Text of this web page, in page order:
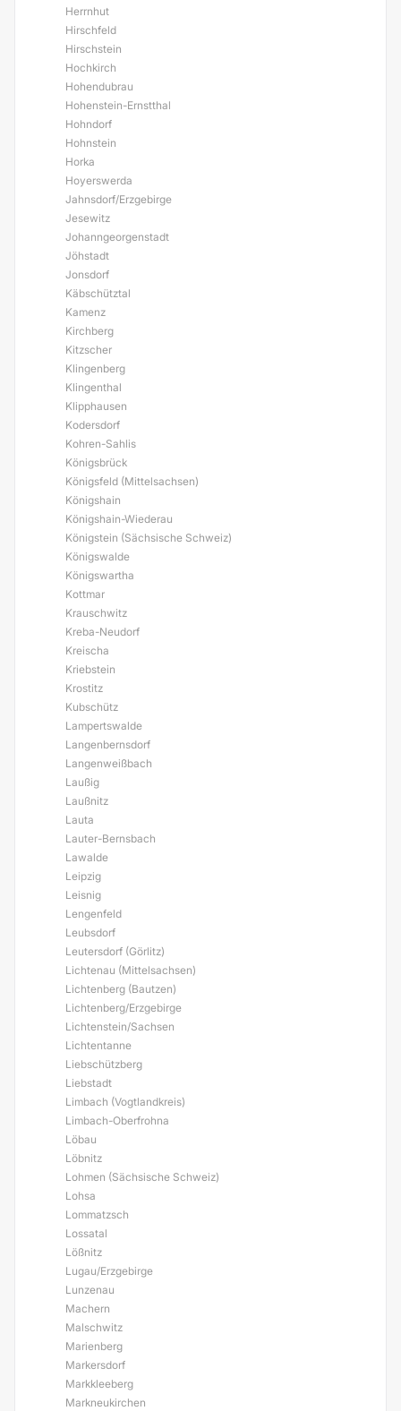
Herrnhut
Hirschfeld
Hirschstein
Hochkirch
Hohendubrau
Hohenstein-Ernstthal
Hohndorf
Hohnstein
Horka
Hoyerswerda
Jahnsdorf/Erzgebirge
Jesewitz
Johanngeorgenstadt
Jöhstadt
Jonsdorf
Käbschütztal
Kamenz
Kirchberg
Kitzscher
Klingenberg
Klingenthal
Klipphausen
Kodersdorf
Kohren-Sahlis
Königsbrück
Königsfeld (Mittelsachsen)
Königshain
Königshain-Wiederau
Königstein (Sächsische Schweiz)
Königswalde
Königswartha
Kottmar
Krauschwitz
Kreba-Neudorf
Kreischa
Kriebstein
Krostitz
Kubschütz
Lampertswalde
Langenbernsdorf
Langenweißbach
Laußig
Laußnitz
Lauta
Lauter-Bernsbach
Lawalde
Leipzig
Leisnig
Lengenfeld
Leubsdorf
Leutersdorf (Görlitz)
Lichtenau (Mittelsachsen)
Lichtenberg (Bautzen)
Lichtenberg/Erzgebirge
Lichtenstein/Sachsen
Lichtentanne
Liebschützberg
Liebstadt
Limbach (Vogtlandkreis)
Limbach-Oberfrohna
Löbau
Löbnitz
Lohmen (Sächsische Schweiz)
Lohsa
Lommatzsch
Lossatal
Lößnitz
Lugau/Erzgebirge
Lunzenau
Machern
Malschwitz
Marienberg
Markersdorf
Markkleeberg
Markneukirchen